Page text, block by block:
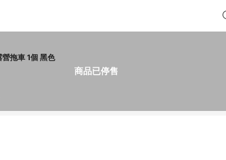
商品已停售
comet 摺疊露營拖車 1個 黑色